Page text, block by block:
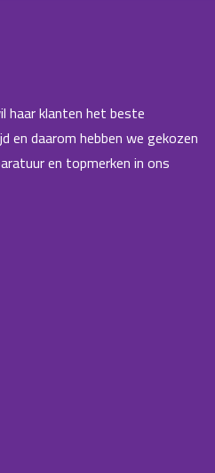
haar klanten het beste
daarom hebben we gekozen
en topmerken in ons